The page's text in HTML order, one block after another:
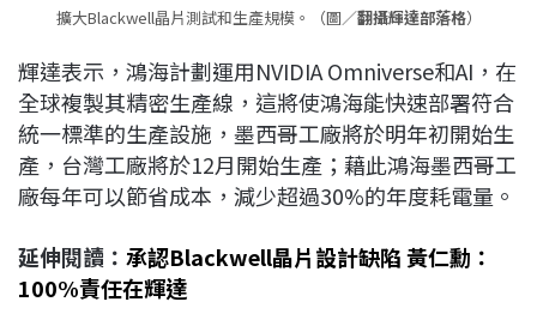
擴大Blackwell晶片測試和生產規模。（圖／翻攝輝達部落格）
輝達表示，鴻海計劃運用NVIDIA Omniverse和AI，在
全球複製其精密生產線，這將使鴻海能快速部署符合
統一標準的生產設施，墨西哥工廠將於明年初開始生
產，台灣工廠將於12月開始生產；藉此鴻海墨西哥工
廠每年可以節省成本，減少超過30%的年度耗電量。
延伸閱讀： 承認Blackwell晶片設計缺陷 黃仁勳：
100%責任在輝達